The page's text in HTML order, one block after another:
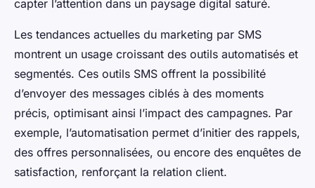
capter l’attention dans un paysage digital saturé.
Les tendances actuelles du marketing par SMS
montrent un usage croissant des outils automatisés et
segmentés. Ces outils SMS offrent la possibilité
d’envoyer des messages ciblés à des moments
précis, optimisant ainsi l’impact des campagnes. Par
exemple, l’automatisation permet d’initier des rappels,
des offres personnalisées, ou encore des enquêtes de
satisfaction, renforçant la relation client.